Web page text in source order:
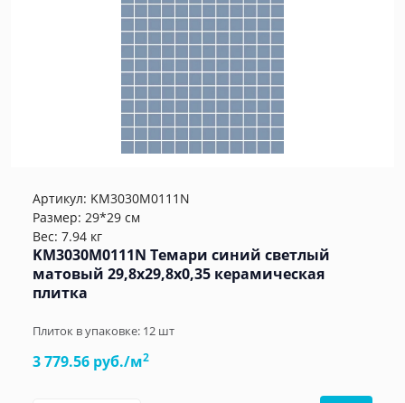
Артикул: KM3030M0111N
Размер: 29*29 см
Вес: 7.94 кг
KM3030M0111N Темари синий светлый
матовый 29,8x29,8x0,35 керамическая
плитка
Плиток в упаковке: 12 шт
3 779.56 руб./м2